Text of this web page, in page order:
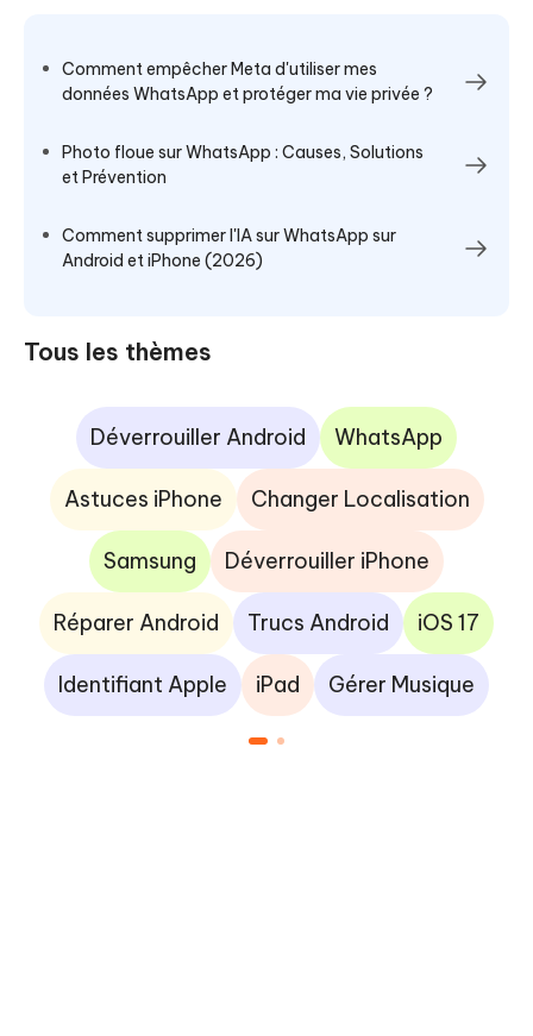
Comment empêcher Meta d'utiliser mes
données WhatsApp et protéger ma vie privée ?
Photo floue sur WhatsApp : Causes, Solutions
et Prévention
Comment supprimer l'IA sur WhatsApp sur
Android et iPhone (2026)
Tous les thèmes
Déverrouiller Android WhatsApp
Astuces iPhone Changer Localisation
Samsung Déverrouiller iPhone
Réparer Android Trucs Android iOS 17
Identifiant Apple iPad Gérer Musique